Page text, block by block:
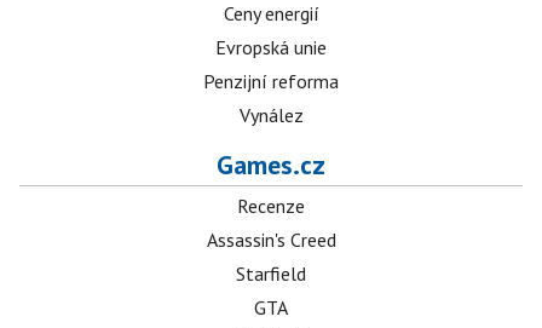
Ceny energií
Evropská unie
Penzijní reforma
Vynález
Games.cz
Recenze
Assassin's Creed
Starfield
GTA